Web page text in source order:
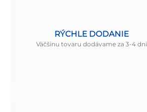
RÝCHLE DODANIE
Väčšinu tovaru dodávame za 3-4 dni